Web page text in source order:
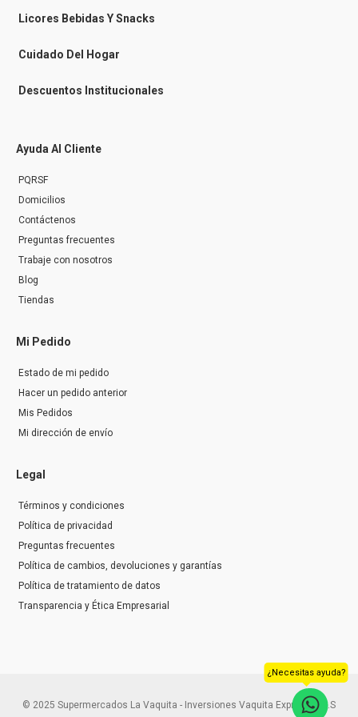
n
g
r
Licores Bebidas Y Snacks
Cuidado Del Hogar
Descuentos Institucionales
Ayuda Al Cliente
PQRSF
Domicilios
Contáctenos
Preguntas frecuentes
Trabaje con nosotros
Blog
Tiendas
Mi Pedido
Estado de mi pedido
Hacer un pedido anterior
Mis Pedidos
Mi dirección de envío
Legal
Términos y condiciones
Política de privacidad
Preguntas frecuentes
Política de cambios, devoluciones y garantías
Política de tratamiento de datos
Transparencia y Ética Empresarial
© 2025 Supermercados La Vaquita - Inversiones Vaquita Express S.A.S
¿Necesitas ayuda?